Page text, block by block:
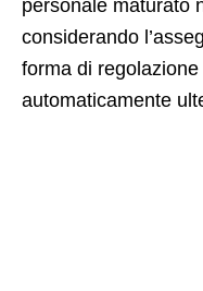
personale maturato
considerando
forma di
automaticamente